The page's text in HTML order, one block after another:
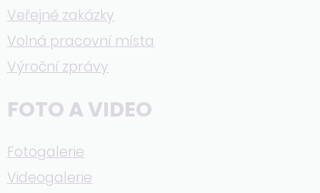
Veřejné zakázky
Volná pracovní místa
Výroční zprávy
FOTO A VIDEO
Fotogalerie
Videogalerie